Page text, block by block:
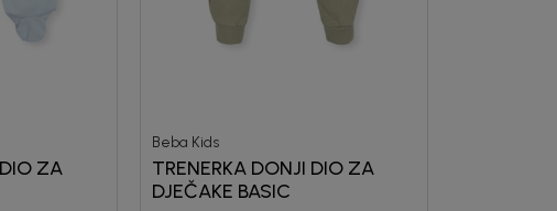
ZA
Beba Kids
TRENERKA DONJI DIO ZA
DJEČAKE BASIC